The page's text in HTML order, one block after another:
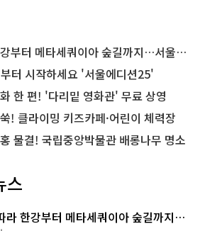
메타세쿼이아 숲길까지…서울둘레길 15코스
터 시작하세요 '서울에디션25'
한 편! '다리밑 영화관' 무료 상영
! 클라이밍 키즈카페·어린이 체력장
물결! 국립중앙박물관 배롱나무 명소
스
라 한강부터 메타세쿼이아 숲길까지…